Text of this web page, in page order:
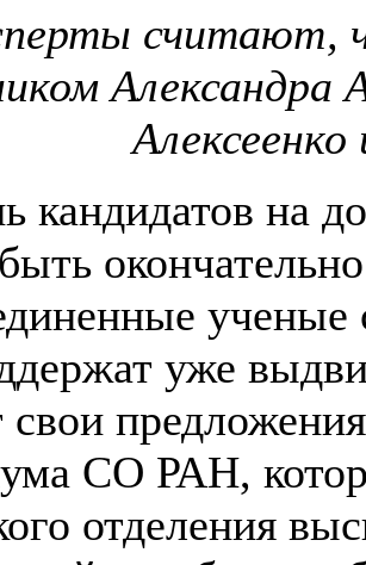
считают,
Александра
кандидатов на
ученые
уже
СО РАН,
отделения